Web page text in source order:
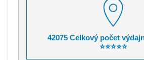
42075 Celkový počet
⭐⭐⭐⭐⭐